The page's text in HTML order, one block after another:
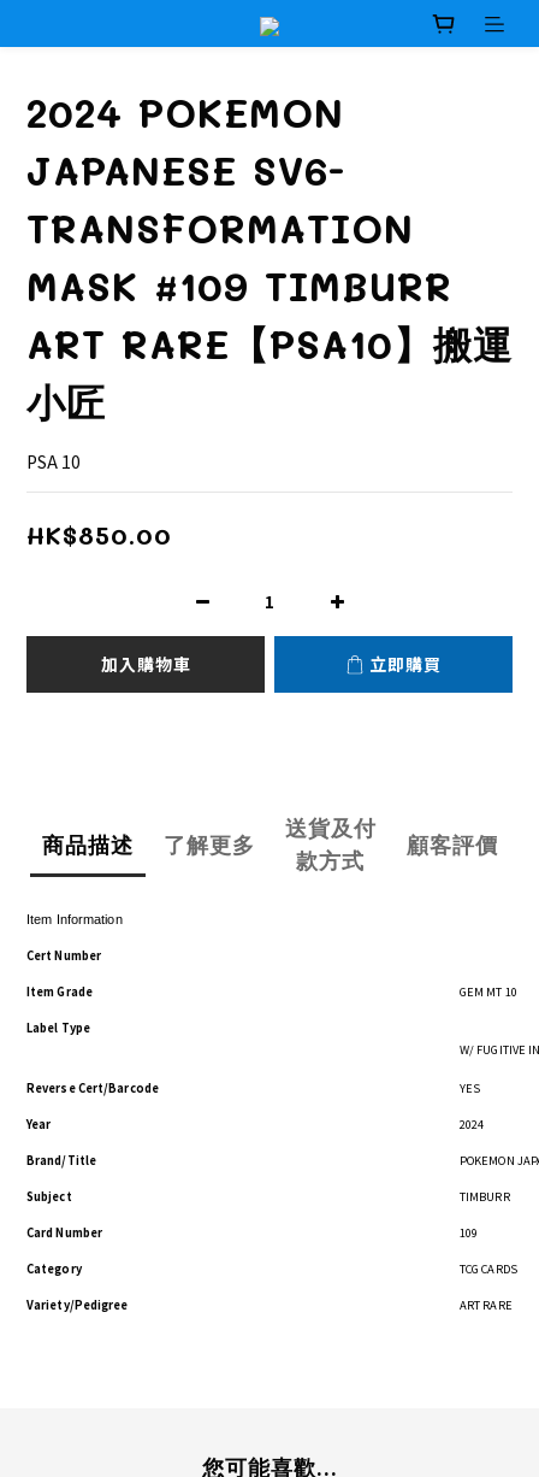
2024 POKEMON
JAPANESE SV6-
TRANSFORMATION
MASK #109 TIMBURR
ART RARE【PSA10】搬運
小匠
PSA 10
HK$850.00
加入購物車 立即購買
商品描述 了解更多
送貨及付
款方式
顧客評價
Item Information
Cert Number
Item Grade GEM MT 10
Label Type
W/ FUGITIVE
Reverse Cert/Barcode YES
Year 2024
Brand/Title POKEMON
Subject TIMBURR
Card Number 109
Category TCG CARDS
Variety/Pedigree ART RARE
您可能喜歡...